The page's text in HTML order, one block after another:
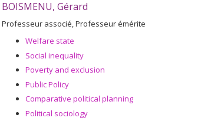
BOISMENU, Gérard
Professeur associé, Professeur émérite
Welfare state
Social inequality
Poverty and exclusion
Public Policy
Comparative political planning
Political sociology